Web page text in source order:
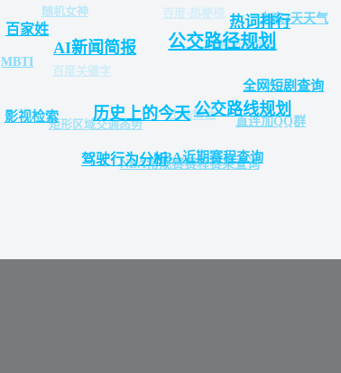
影视检索
驾驶行为分析
历史上的今天
AI新闻简报
百家姓
MBTI
矩形区域交通态势
NBA常规赛赛程赛果查询
NBA近期赛程查询
公交路线规划
公交路径规划
随机女神
百度关键字
土味情话
直连加QQ群
全网短剧查询
热词排行
百度-热梗榜
网易新闻头条
未来3天天气